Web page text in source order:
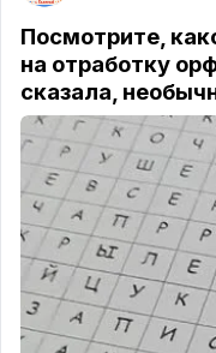
Вот некоторые из
👇
Посмотрите,
на отработку
сказала,